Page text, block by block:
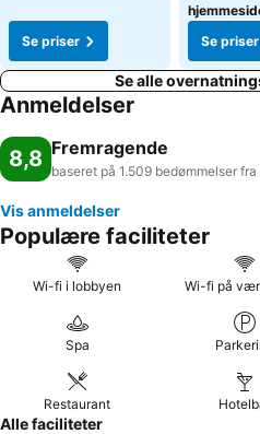
Se priser
Se priser
Se alle
Anmeldelser
8,8 Fremragende
baseret på 1.509 bedømmelser
Vis anmeldelser
Populære faciliteter
Wi-fi i lobbyen Wi-fi på
Spa
Restaurant
Alle faciliteter